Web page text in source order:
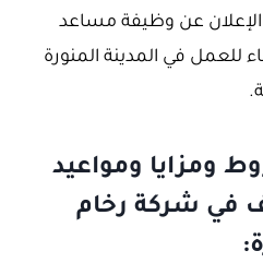
عن وظيفة مساعد
للعمل في المدينة المنورة
ومزايا ومواعيد
في شركة رخام